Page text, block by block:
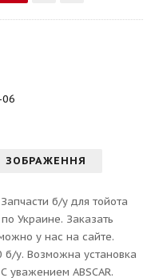
ЗОБРАЖЕННЯ
б/у для тойота
Украине. Заказать
у нас на сайте.
б/у. Возможна установка
уважением ABSCAR.